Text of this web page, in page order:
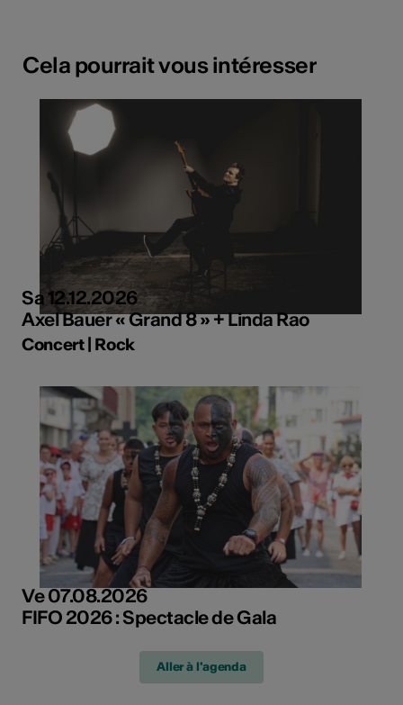
Cela pourrait vous intéresser
Sa 12.12.2026
Axel Bauer « Grand 8 » + Linda Rao
Concert | Rock
Ve 07.08.2026
FIFO 2026 : Spectacle de Gala
Aller à l'agenda